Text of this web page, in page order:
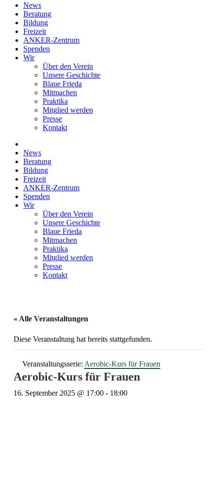
News
Beratung
Bildung
Freizeit
ANKER-Zentrum
Spenden
Wir
Über den Verein
Unsere Geschichte
Blaue Frieda
Mitmachen
Praktika
Mitglied werden
Presse
Kontakt
News
Beratung
Bildung
Freizeit
ANKER-Zentrum
Spenden
Wir
Über den Verein
Unsere Geschichte
Blaue Frieda
Mitmachen
Praktika
Mitglied werden
Presse
Kontakt
« Alle Veranstaltungen
Diese Veranstaltung hat bereits stattgefunden.
Veranstaltungsserie: Aerobic-Kurs für Frauen
Aerobic-Kurs für Frauen
16. September 2025 @ 17:00 - 18:00